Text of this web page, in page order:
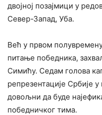
двојној позајмици у
Север-Запад, Уба.
Већ у првом
питање победника,
Симићу. Седам голова
репрезентације Србије
довољни да буде
победничког тима.